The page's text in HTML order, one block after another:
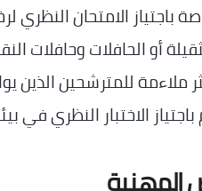
باجتياز الامتحان
أو الحافلات وحافلات
ملاءمة للمترشحين
الاختبار النظري في